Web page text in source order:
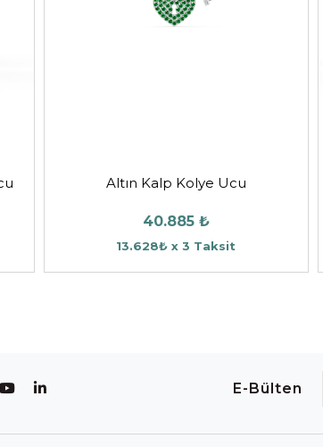
Altın Kalp Kolye Ucu
40.885 ₺
13.628₺ x 3 Taksit
E-Bülten